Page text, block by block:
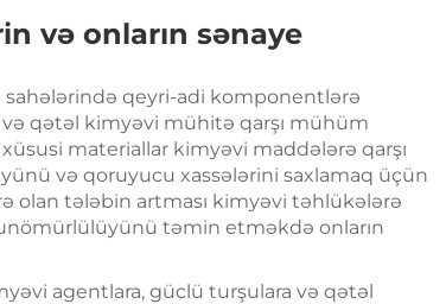
və onların sənaye
qeyri-adi komponentlərə
qətəl kimyəvi mühitə qarşı mühüm
materiallar kimyəvi maddələrə qarşı
və qoruyucu xassələrini saxlamaq üçün
olan tələbin artması kimyəvi təhlükələrə
təmin etməkdə onların
agentlara, güclü turşulara və qətəl